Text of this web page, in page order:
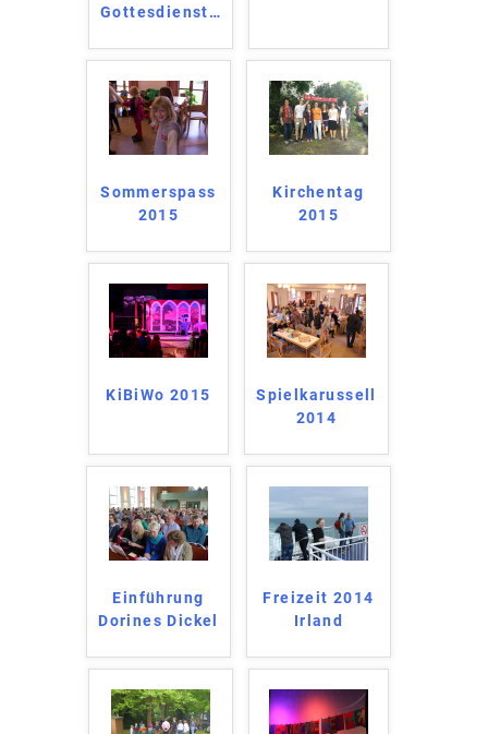
Gottesdienst…
Sommerspass
2015
Kirchentag
2015
KiBiWo 2015
Spielkarussell
2014
Einführung
Dorines Dickel
Freizeit 2014
Irland